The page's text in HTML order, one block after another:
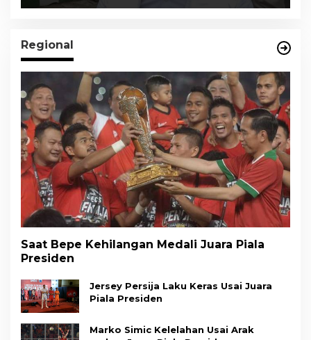
Regional
Saat Bepe Kehilangan Medali Juara Piala
Presiden
Jersey Persija Laku Keras Usai Juara
Piala Presiden
Marko Simic Kelelahan Usai Arak